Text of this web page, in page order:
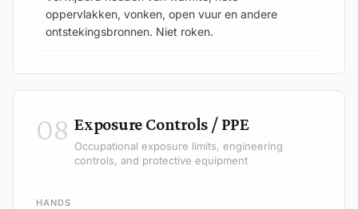
oppervlakken, vonken, open vuur en andere
ontstekingsbronnen. Niet roken.
08 Exposure Controls / PPE
Occupational exposure limits, engineering
controls, and protective equipment
HANDS